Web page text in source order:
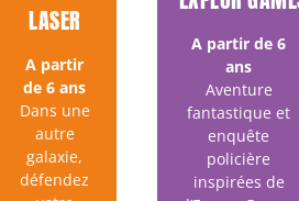
LASER
A partir
de 6 ans
Dans une
autre
galaxie,
défendez
A partir de 6
ans
Aventure
fantastique et
enquête
policière
inspirées de